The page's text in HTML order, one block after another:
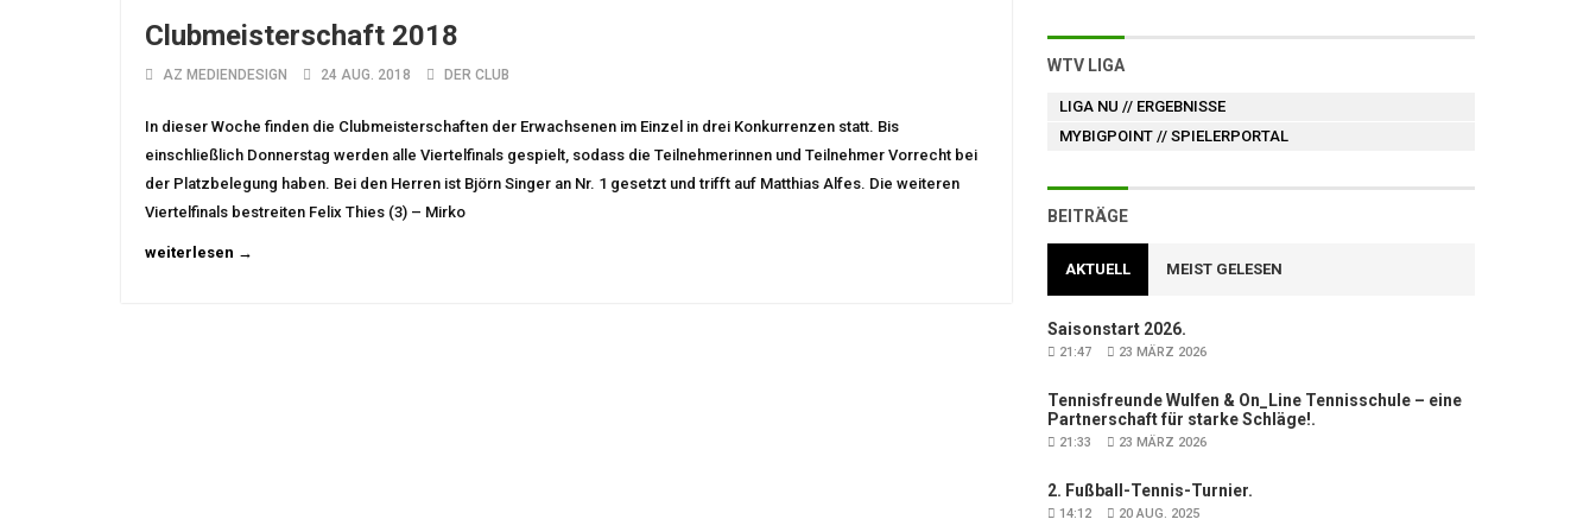
Clubmeisterschaft 2018
AZ MEDIENDESIGN 24 AUG. 2018 DER CLUB
In dieser Woche finden die Clubmeisterschaften der Erwachsenen im Einzel in drei Konkurrenzen statt. Bis
einschließlich Donnerstag werden alle Viertelfinals gespielt, sodass die Teilnehmerinnen und Teilnehmer Vorrecht bei
der Platzbelegung haben. Bei den Herren ist Björn Singer an Nr. 1 gesetzt und trifft auf Matthias Alfes. Die weiteren
Viertelfinals bestreiten Felix Thies (3) – Mirko
weiterlesen →
WTV LIGA
LIGA NU // ERGEBNISSE
MYBIGPOINT // SPIELERPORTAL
BEITRÄGE
AKTUELL MEIST GELESEN
Saisonstart 2026.
21:47 23 MÄRZ 2026
Tennisfreunde Wulfen & On_Line Tennisschule – eine
Partnerschaft für starke Schläge!.
21:33 23 MÄRZ 2026
2. Fußball-Tennis-Turnier.
14:12 20 AUG. 2025